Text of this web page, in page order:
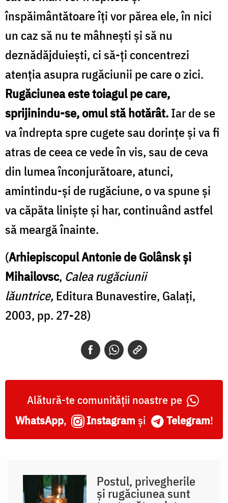
înspăimântătoare îţi vor părea ele, în nici
un caz să nu te mâhneşti şi să nu
deznădăjduieşti, ci să-ţi concentrezi
atenţia asupra rugăciunii pe care o zici.
Rugăciunea este toiagul pe care,
sprijinindu-se, omul stă hotărât.Iar de se
va îndrepta spre cugete sau dorinţe şi va fi
atras de ceea ce vede în vis, sau de ceva
din lumea înconjurătoare, atunci,
amintindu-şi de rugăciune, o va spune şi
va căpăta linişte şi har, continuând astfel
să meargă înainte.
(Arhiepiscopul Antonie de Golânsk şi
Mihailovsc, Calea rugăciunii
lăuntrice,Editura Bunavestire, Galaţi,
2003, pp. 27-28)
Alătură-te comunității noastre pe
WhatsApp, Instagram și Telegram!
Postul, privegherile
și rugăciunea sunt